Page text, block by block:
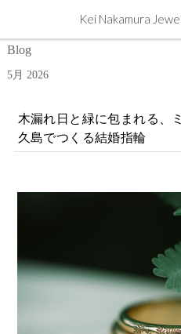
5月 | 2026 | 屋久島,ジュエリー,オーダーメイドの
Nakamura Jewellery BlogKei Nakamura
Blog
5月 2026
木漏れ日と緑に包まれる、
久島でつくる結婚指輪